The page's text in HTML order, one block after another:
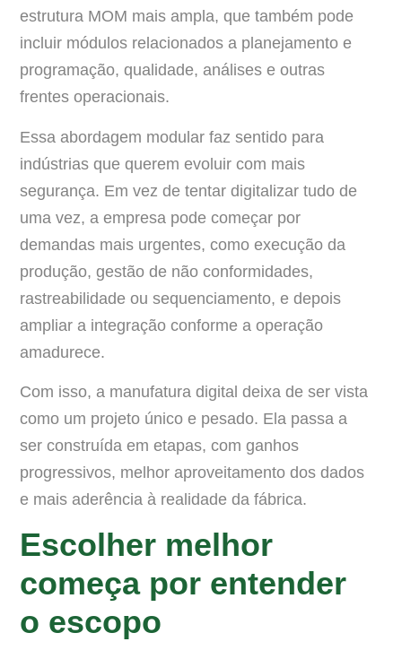
estrutura MOM mais ampla, que também pode
incluir módulos relacionados a planejamento e
programação, qualidade, análises e outras
frentes operacionais.
Essa abordagem modular faz sentido para
indústrias que querem evoluir com mais
segurança. Em vez de tentar digitalizar tudo de
uma vez, a empresa pode começar por
demandas mais urgentes, como execução da
produção, gestão de não conformidades,
rastreabilidade ou sequenciamento, e depois
ampliar a integração conforme a operação
amadurece.
Com isso, a manufatura digital deixa de ser vista
como um projeto único e pesado. Ela passa a
ser construída em etapas, com ganhos
progressivos, melhor aproveitamento dos dados
e mais aderência à realidade da fábrica.
Escolher melhor
começa por entender
o escopo